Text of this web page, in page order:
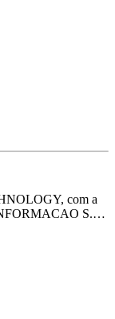
com a
S.A,
sede localizada
6202-3/00.